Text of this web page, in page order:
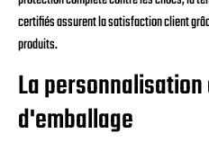
certifiés assurent la satisfaction client
produits.
La
d'emballage